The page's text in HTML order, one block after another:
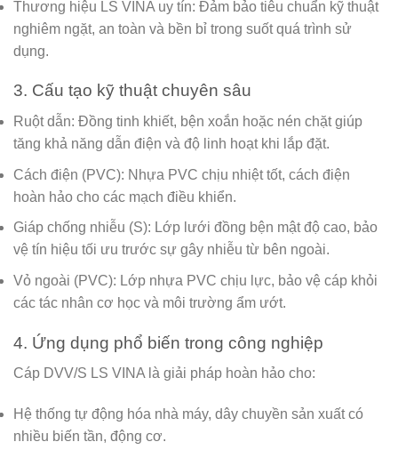
Thương hiệu LS VINA uy tín: Đảm bảo tiêu chuẩn kỹ thuật
nghiêm ngặt, an toàn và bền bỉ trong suốt quá trình sử
dụng.
3. Cấu tạo kỹ thuật chuyên sâu
Ruột dẫn: Đồng tinh khiết, bện xoắn hoặc nén chặt giúp
tăng khả năng dẫn điện và độ linh hoạt khi lắp đặt.
Cách điện (PVC): Nhựa PVC chịu nhiệt tốt, cách điện
hoàn hảo cho các mạch điều khiển.
Giáp chống nhiễu (S): Lớp lưới đồng bện mật độ cao, bảo
vệ tín hiệu tối ưu trước sự gây nhiễu từ bên ngoài.
Vỏ ngoài (PVC): Lớp nhựa PVC chịu lực, bảo vệ cáp khỏi
các tác nhân cơ học và môi trường ẩm ướt.
4. Ứng dụng phổ biến trong công nghiệp
Cáp DVV/S LS VINA là giải pháp hoàn hảo cho:
Hệ thống tự động hóa nhà máy, dây chuyền sản xuất có
nhiều biến tần, động cơ.